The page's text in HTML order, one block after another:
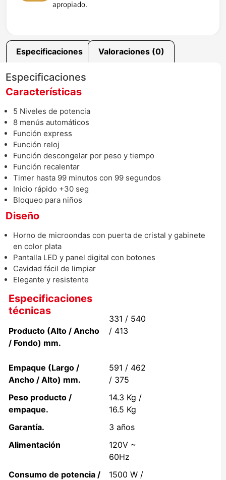
apropiado.
Especificaciones Valoraciones (0)
Especificaciones
Características
5 Niveles de potencia
8 menús automáticos
Función express
Función reloj
Función descongelar por peso y tiempo
Función recalentar
Timer hasta 99 minutos con 99 segundos
Inicio rápido +30 seg
Bloqueo para niños
Diseño
Horno de microondas con puerta de cristal y gabinete
en color plata
Pantalla LED y panel digital con botones
Cavidad fácil de limpiar
Elegante y resistente
Especificaciones
técnicas
Producto (Alto / Ancho
/ Fondo) mm.
331 / 540
/ 413
Empaque (Largo /
Ancho / Alto) mm.
591 / 462
/ 375
Peso producto /
empaque.
14.3 Kg /
16.5 Kg
Garantía.
3 años
Alimentación
120V ~
60Hz
Consumo de potencia /
1500 W /